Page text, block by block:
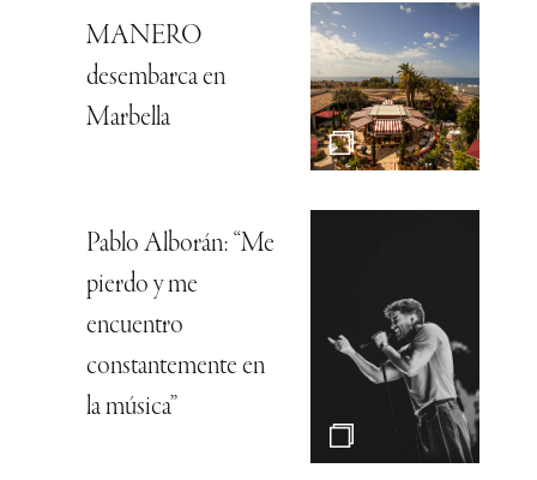
MANERO
desembarca en
Marbella
Pablo Alborán: “Me
pierdo y me
encuentro
constantemente en
la música”